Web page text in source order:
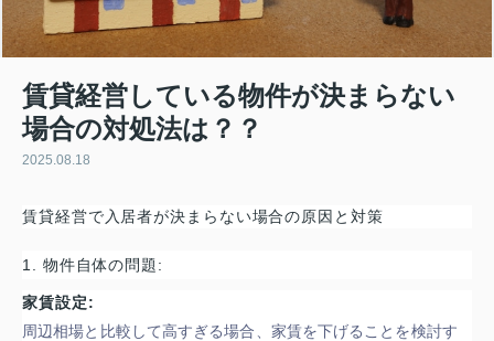
賃貸経営している物件が決まらない
場合の対処法は？？
2025.08.18
賃貸経営で入居者が決まらない場合の原因と対策
1. 物件自体の問題:
家賃設定:
周辺相場と比較して高すぎる場合、家賃を下げることを検討す